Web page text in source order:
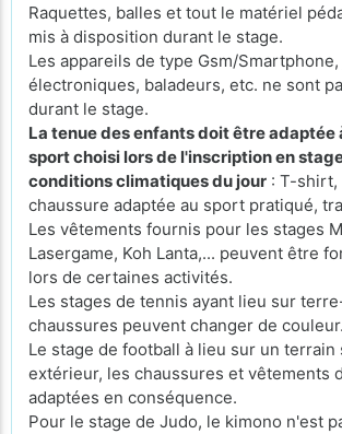
Raquettes, balles et tout le matériel
mis à disposition durant le stage.
Les appareils de type Gsm/
électroniques, baladeurs, etc. ne sont
durant le stage.
La tenue des enfants doit être adaptée
sport choisi lors de l'inscription en
conditions climatiques du jour : T-shirt,
chaussure adaptée au sport pratiqué,
Les vêtements fournis pour les stages
Lasergame, Koh Lanta,... peuvent être
lors de certaines activités.
Les stages de tennis ayant lieu sur
chaussures peuvent changer de couleur.
Le stage de football à lieu sur un terrain
extérieur, les chaussures et vêtements
adaptées en conséquence.
Pour le stage de Judo, le kimono n'est